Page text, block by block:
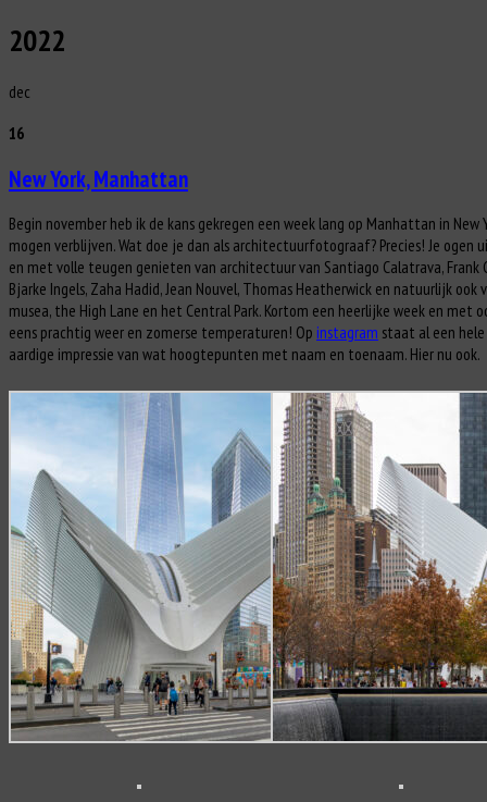
2022
dec
16
New York, Manhattan
Begin november heb ik de kans gekregen een week lang op Manhattan in New
mogen verblijven. Wat doe je dan als architectuurfotograaf? Precies! Je ogen
en met volle teugen genieten van architectuur van Santiago Calatrava, Frank
Bjarke Ingels, Zaha Hadid, Jean Nouvel, Thomas Heatherwick en natuurlijk ook
musea, the High Lane en het Central Park. Kortom een heerlijke week en met
eens prachtig weer en zomerse temperaturen! Op instagram staat al een hele
aardige impressie van wat hoogtepunten met naam en toenaam. Hier nu ook.